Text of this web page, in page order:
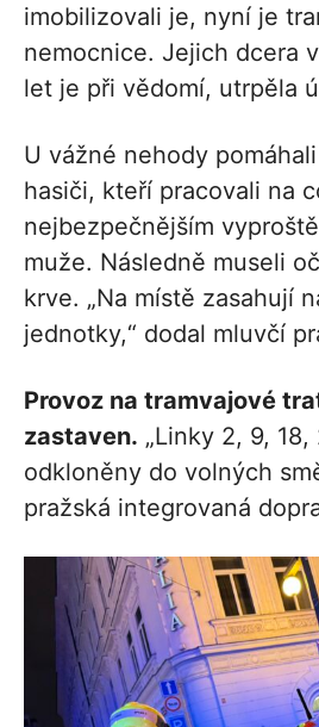
imobilizovali je, nyní je
nemocnice. Jejich dcera
let je při vědomí, utrpěla
U vážné nehody
hasiči, kteří pracovali na
nejbezpečnějším
muže. Následně museli
krve. „Na místě zasahují
jednotky,“ dodal mluvčí
Provoz na tramvajové
zastaven. „Linky 2, 9,
odkloněny do volných
pražská integrovaná